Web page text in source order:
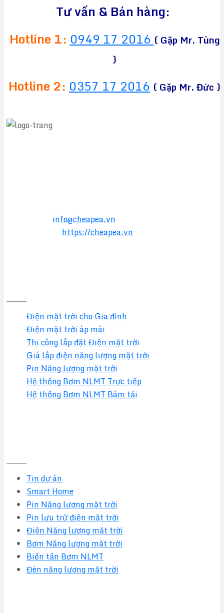
Tư vấn & Bán hàng:
Hotline 1: 0949 17 2016 ( Gặp Mr. Tùng
)
Hotline 2: 0357 17 2016 ( Gặp Mr. Đức )
info@cheapea.vn
https://cheapea.vn
Điện mặt trời cho Gia đình
Điện mặt trời áp mái
Thi công lắp đặt Điện mặt trời
Giá lắp điện năng lượng mặt trời
Pin Năng lượng mặt trời
Hệ thống Bơm NLMT Trực tiếp
Hệ thống Bơm NLMT Bám tải
Tin dự án
Smart Home
Pin Năng lượng mặt trời
Pin lưu trữ điện mặt trời
Điện Năng lượng mặt trời
Bơm Năng lượng mặt trời
Biến tần Bơm NLMT
Đèn năng lượng mặt trời